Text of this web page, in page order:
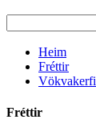
Heim
Fréttir
Fréttir